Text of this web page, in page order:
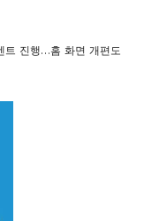
트 진행…홈 화면 개편도